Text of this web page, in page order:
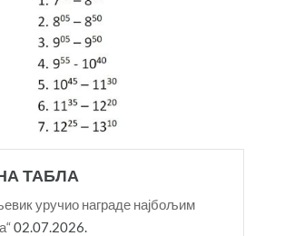
ТАБЛА
уручио награде најбољим
02.07.2026.